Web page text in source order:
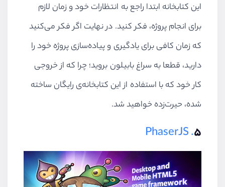
این کتابخانه ابتدا راجع به انتظارات خود و زمان لازم
برای انجام پروژه، فکر کنید. در نهایت اگر فکر می‌کنید
که زمان کافی برای یادگیری و پیاده‌سازی پروژه خود را
دارید، قطعا به سراغ بابیلون بروید؛ چرا که از خروجی
کار خود که با استفاده از این کتابخانه‌ی رایگان ساخته
شده، حیرت‌زده خواهید شد.
۵. PhaserJS